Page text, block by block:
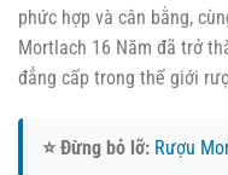
phức hợp và cân bằng,
Mortlach 16 Năm đã trở
đẳng cấp trong thế giới
⭐ Đừng bỏ lỡ: Rượu